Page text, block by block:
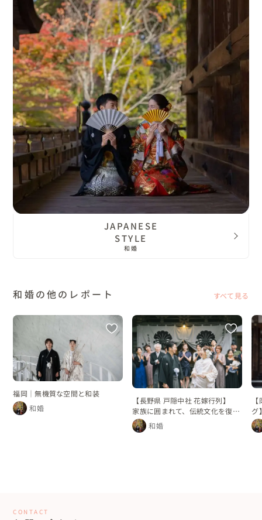
JAPANESE
STYLE
和婚
和婚の他のレポート すべて見る
福岡｜無機質な空間と和装
和婚
【長野県 戸隠中社 花嫁行列】
家族に囲まれて、伝統文化を復活
させた花嫁行列
和婚
グ
れ
CONTACT